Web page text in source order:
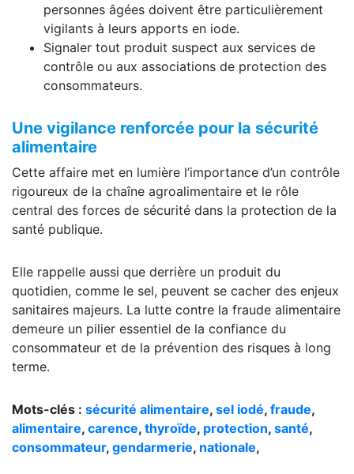
personnes âgées doivent être particulièrement
vigilants à leurs apports en iode.
Signaler tout produit suspect aux services de
contrôle ou aux associations de protection des
consommateurs.
Une vigilance renforcée pour la sécurité
alimentaire
Cette affaire met en lumière l’importance d’un contrôle
rigoureux de la chaîne agroalimentaire et le rôle
central des forces de sécurité dans la protection de la
santé publique.
Elle rappelle aussi que derrière un produit du
quotidien, comme le sel, peuvent se cacher des enjeux
sanitaires majeurs. La lutte contre la fraude alimentaire
demeure un pilier essentiel de la confiance du
consommateur et de la prévention des risques à long
terme.
Mots-clés : sécurité alimentaire, sel iodé, fraude,
alimentaire, carence, thyroïde, protection, santé,
consommateur, gendarmerie, nationale,